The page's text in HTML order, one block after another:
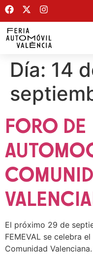
Día: 14
FORO DE
El próximo 29 de
FEMEVAL se celebra
Comunidad